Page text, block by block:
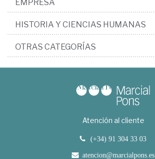
EMPRESA
HISTORIA Y CIENCIAS HUMANAS
OTRAS CATEGORÍAS
Atención al cliente
(+34) 91 304 33 03
atencion@marcialpons.es